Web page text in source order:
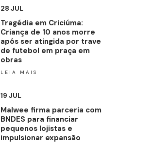
28 JUL
Tragédia em Criciúma:
Criança de 10 anos morre
após ser atingida por trave
de futebol em praça em
obras
LEIA MAIS
19 JUL
Malwee firma parceria com
BNDES para financiar
pequenos lojistas e
impulsionar expansão